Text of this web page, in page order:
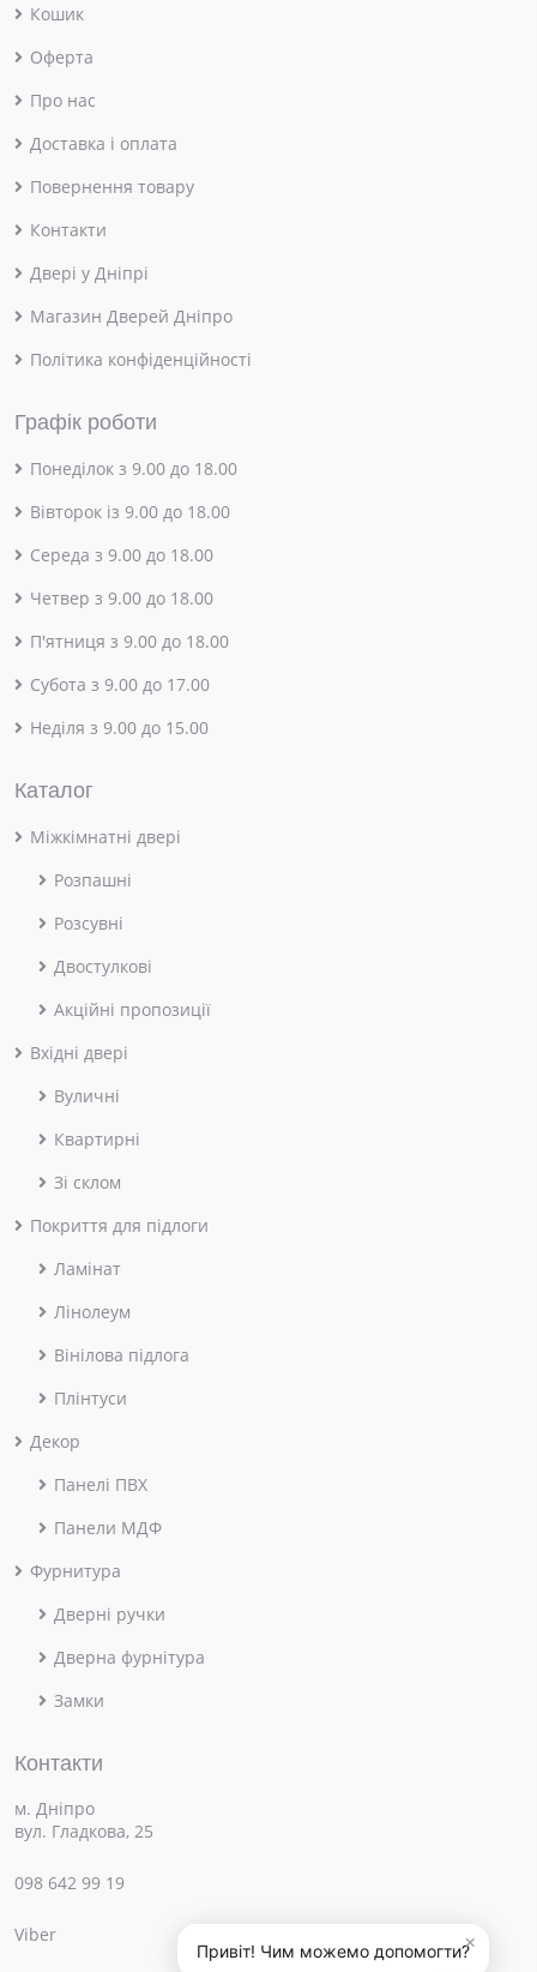
×
Привіт! Чим можемо допомогти?
Кошик
Оферта
Про нас
Доставка і оплата
Повернення товару
Контакти
Двері у Дніпрі
Магазин Дверей Дніпро
Політика конфіденційності
Графік роботи
Понеділок з 9.00 до 18.00
Вівторок із 9.00 до 18.00
Середа з 9.00 до 18.00
Четвер з 9.00 до 18.00
П'ятниця з 9.00 до 18.00
Субота з 9.00 до 17.00
Неділя з 9.00 до 15.00
Каталог
Міжкімнатні двері
Розпашні
Розсувні
Двостулкові
Акційні пропозиції
Вхідні двері
Вуличні
Квартирні
Зі склом
Покриття для підлоги
Ламінат
Лінолеум
Вінілова підлога
Плінтуси
Декор
Панелі ПВХ
Панели МДФ
Фурнитура
Дверні ручки
Дверна фурнітура
Замки
Контакти
м. Дніпро
вул. Гладкова, 25
098 642 99 19
Viber